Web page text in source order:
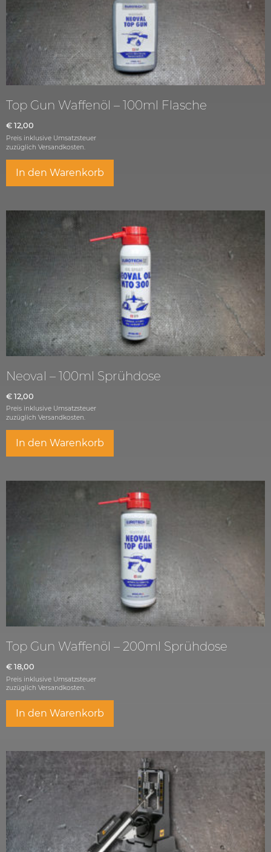
Top Gun Waffenöl – 100ml Flasche
€ 12,00
Preis inklusive Umsatzsteuer
zuzüglich Versandkosten.
In den Warenkorb
Neoval – 100ml Sprühdose
€ 12,00
Preis inklusive Umsatzsteuer
zuzüglich Versandkosten.
In den Warenkorb
Top Gun Waffenöl – 200ml Sprühdose
€ 18,00
Preis inklusive Umsatzsteuer
zuzüglich Versandkosten.
In den Warenkorb